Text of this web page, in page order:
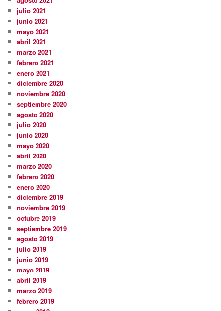
julio 2021
junio 2021
mayo 2021
abril 2021
marzo 2021
febrero 2021
enero 2021
diciembre 2020
noviembre 2020
septiembre 2020
agosto 2020
julio 2020
junio 2020
mayo 2020
abril 2020
marzo 2020
febrero 2020
enero 2020
diciembre 2019
noviembre 2019
octubre 2019
septiembre 2019
agosto 2019
julio 2019
junio 2019
mayo 2019
abril 2019
marzo 2019
febrero 2019